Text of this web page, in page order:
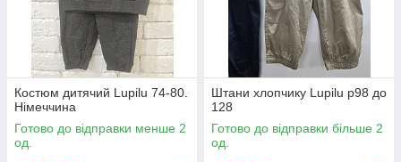
Костюм дитячий Lupilu 74-80.
Німеччина
Готово до відправки менше 2
од.
Штани хлопчику Lupilu р98 до
128
Готово до відправки більше 2
од.